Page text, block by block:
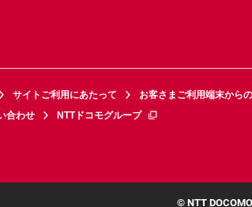
サイトご利用にあたって お客さまご利用端末から
合わせ NTTドコモグループ
© NTT DOCOMO